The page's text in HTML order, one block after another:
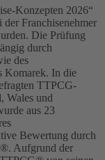
Konzepten 2026“
Franchisenehmer
Die Prüfung
durch
des
Komarek. In die
TTPCG-
Wales und
aus 23
Bewertung durch
Aufgrund der